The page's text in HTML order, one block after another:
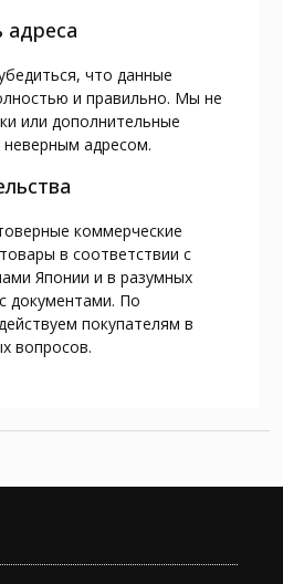
адреса
что данные
и правильно. Мы не
или дополнительные
адресом.
коммерческие
в соответствии с
Японии и в разумных
документами. По
покупателям в
вопросов.